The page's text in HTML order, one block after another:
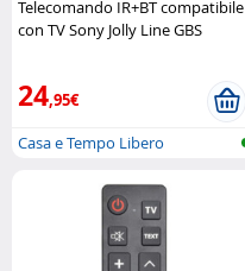
Telecomando IR+BT compatibile
con TV Sony Jolly Line GBS
24,95€
Casa e Tempo Libero